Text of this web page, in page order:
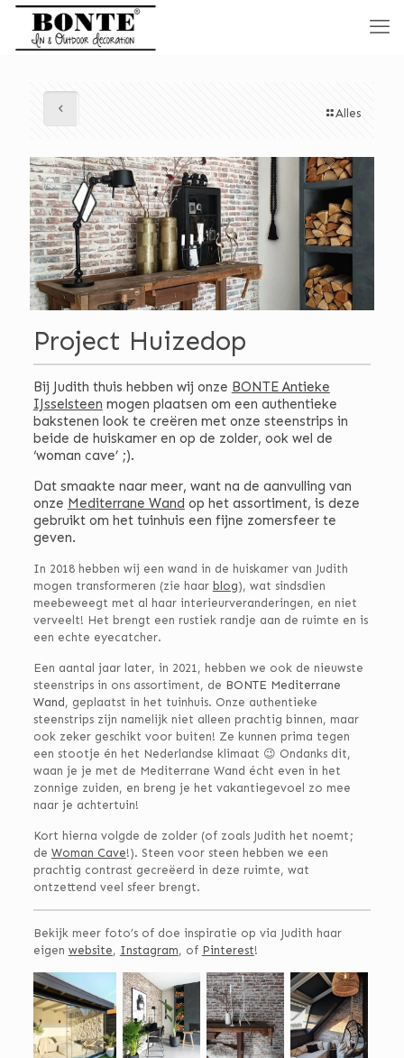
Alles
Project Huizedop
Bij Judith thuis hebben wij onze BONTE Antieke
IJsselsteen mogen plaatsen om een authentieke
bakstenen look te creëren met onze steenstrips in
beide de huiskamer en op de zolder, ook wel de
‘woman cave’ ;).
Dat smaakte naar meer, want na de aanvulling van
onze Mediterrane Wand op het assortiment, is deze
gebruikt om het tuinhuis een fijne zomersfeer te
geven.
In 2018 hebben wij een wand in de huiskamer van Judith
mogen transformeren (zie haar blog), wat sindsdien
meebeweegt met al haar interieurveranderingen, en niet
verveelt! Het brengt een rustiek randje aan de ruimte en is
een echte eyecatcher.
Een aantal jaar later, in 2021, hebben we ook de nieuwste
steenstrips in ons assortiment, de BONTE Mediterrane
Wand , geplaatst in het tuinhuis. Onze authentieke
steenstrips zijn namelijk niet alleen prachtig binnen, maar
ook zeker geschikt voor buiten! Ze kunnen prima tegen
een stootje én het Nederlandse klimaat 😉 Ondanks dit,
waan je je met de Mediterrane Wand écht even in het
zonnige zuiden, en breng je het vakantiegevoel zo mee
naar je achtertuin!
Kort hierna volgde de zolder (of zoals Judith het noemt;
de Woman Cave!). Steen voor steen hebben we een
prachtig contrast gecreëerd in deze ruimte, wat
ontzettend veel sfeer brengt.
Bekijk meer foto’s of doe inspiratie op via Judith haar
eigen website, Instagram, of Pinterest!